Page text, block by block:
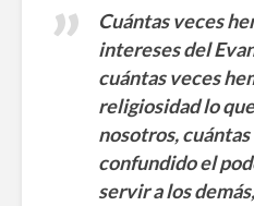
Cuántas veces
intereses del
cuántas veces
religiosidad lo
nosotros,
confundido el
servir a los